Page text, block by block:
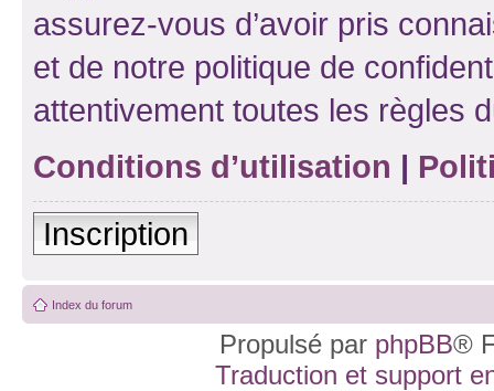
assurez-vous d’avoir pris
et de notre politique de
attentivement toutes les règles
Conditions d’utilisation |
Inscription
Index du forum
Propulsé par phpBB®
Traduction et support